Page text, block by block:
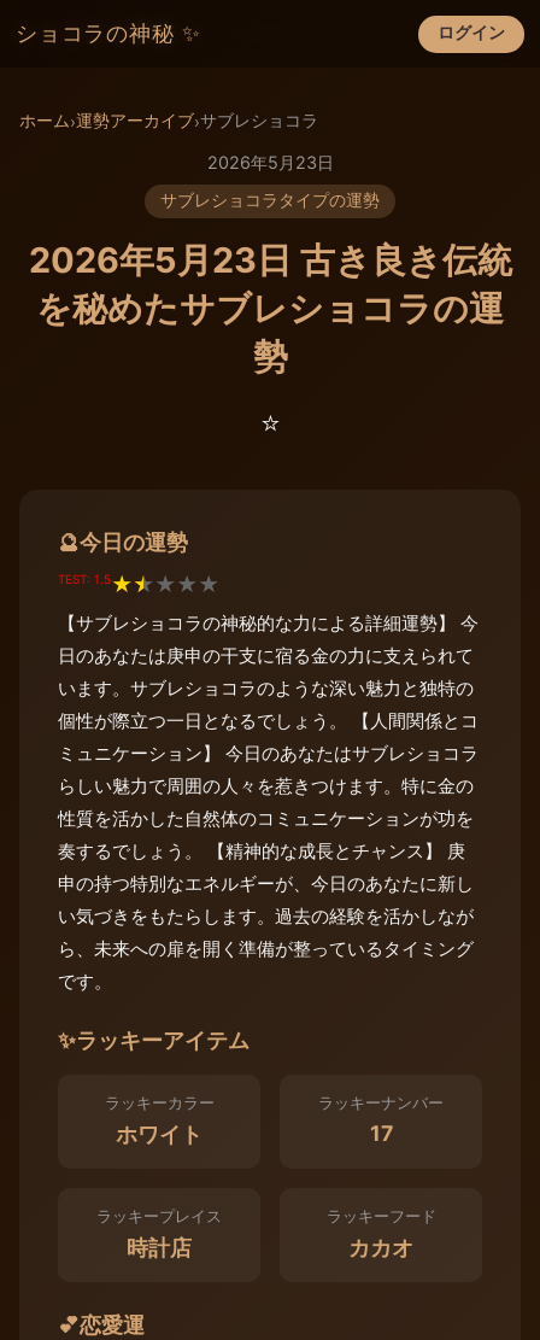
ショコラの神秘 ✨ ログイン
×
ホーム›運勢アーカイブ›サブレショコラ
2026年5月23日
サブレショコラタイプの運勢
2026年5月23日 古き良き伝統
を秘めたサブレショコラの運
勢
⭐️
🔮今日の運勢
TEST: 1.5★★★★★
【サブレショコラの神秘的な力による詳細運勢】 今
日のあなたは庚申の干支に宿る金の力に支えられて
います。サブレショコラのような深い魅力と独特の
個性が際立つ一日となるでしょう。 【人間関係とコ
ミュニケーション】 今日のあなたはサブレショコラ
らしい魅力で周囲の人々を惹きつけます。特に金の
性質を活かした自然体のコミュニケーションが功を
奏するでしょう。 【精神的な成長とチャンス】 庚
申の持つ特別なエネルギーが、今日のあなたに新し
い気づきをもたらします。過去の経験を活かしなが
ら、未来への扉を開く準備が整っているタイミング
です。
✨ラッキーアイテム
ラッキーカラー
ホワイト
ラッキーナンバー
17
ラッキープレイス
時計店
ラッキーフード
カカオ
💕恋愛運